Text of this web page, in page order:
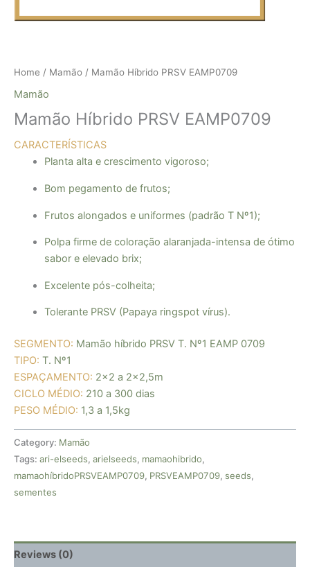
Home / Mamão / Mamão Híbrido PRSV EAMP0709
Mamão
Mamão Híbrido PRSV EAMP0709
CARACTERÍSTICAS
Planta alta e crescimento vigoroso;
Bom pegamento de frutos;
Frutos alongados e uniformes (padrão T Nº1);
Polpa firme de coloração alaranjada-intensa de ótimo
sabor e elevado brix;
Excelente pós-colheita;
Tolerante PRSV (Papaya ringspot vírus).
SEGMENTO: Mamão híbrido PRSV T. Nº1 EAMP 0709
TIPO: T. Nº1
ESPAÇAMENTO: 2×2 a 2×2,5m
CICLO MÉDIO: 210 a 300 dias
PESO MÉDIO: 1,3 a 1,5kg
Category: Mamão
Tags: ari-elseeds, arielseeds, mamaohibrido,
mamaohíbridoPRSVEAMP0709, PRSVEAMP0709, seeds,
sementes
Reviews (0)